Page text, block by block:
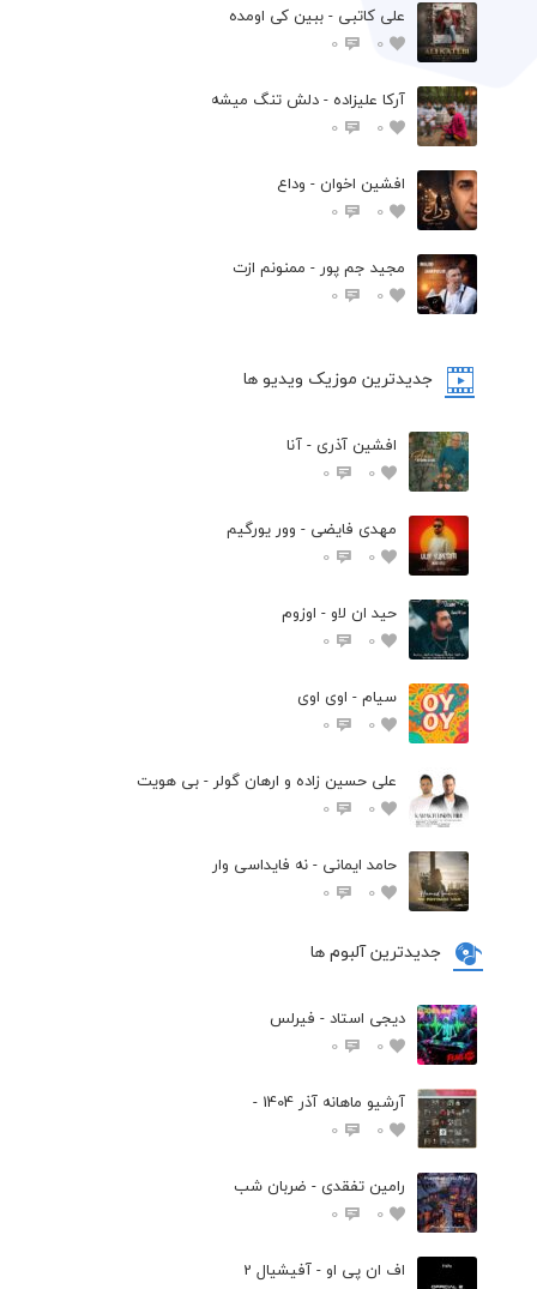
علی کاتبی - ببین کی اومده
0
0
آرکا علیزاده - دلش تنگ میشه
0
0
افشين اخوان - وداع
0
0
مجید جم پور - ممنونم ازت
0
0
جدیدترین موزیک ویدیو ها
افشین آذری - آنا
0
0
مهدی فایضی - وور یورگیم
0
0
حید ان لاو - اوزوم
0
0
سیام - اوی اوی
0
0
علی حسین زاده و ارهان گولر - بی هویت
0
0
حامد ایمانی - نه فایداسی وار
0
0
جدیدترین آلبوم ها
دیجی استاد - فیرلس
0
0
آرشیو ماهانه آذر 1404 -
0
0
رامین تفقدی - ضربان شب
0
0
اف ان پی او - آفیشیال 2